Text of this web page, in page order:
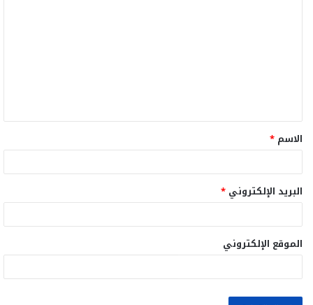
ق
*
الاسم *
البريد الإلكتروني *
الموقع الإلكتروني